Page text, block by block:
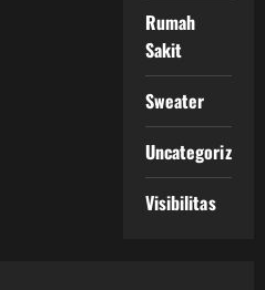
Rumah
Sakit
Sweater
Uncategorized
Visibilitas